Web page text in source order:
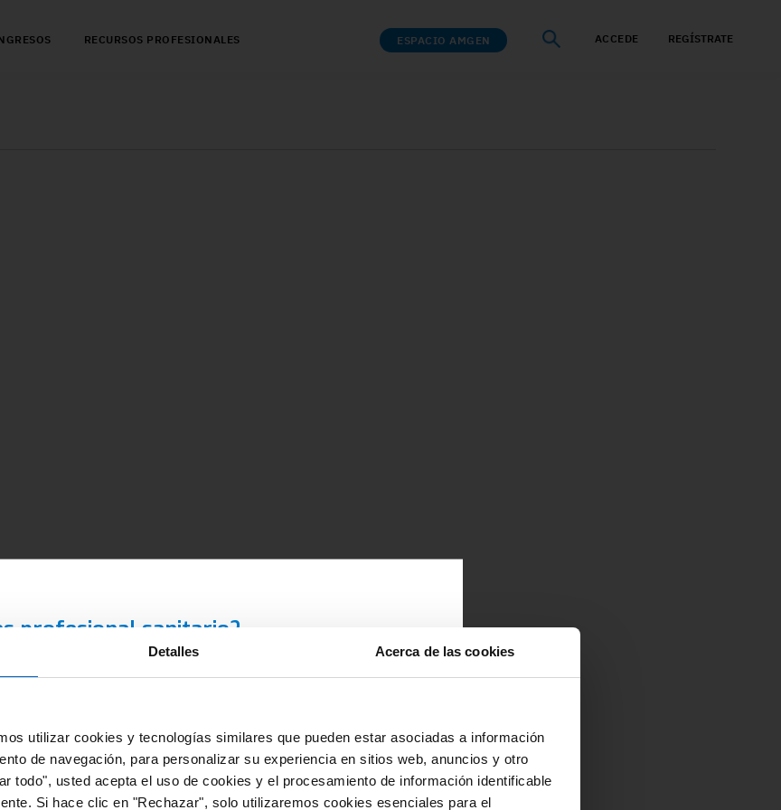
Detalles Acerca de las cookies
utilizar cookies y tecnologías similares que pueden estar asociadas a información
de navegación, para personalizar su experiencia en sitios web, anuncios y otro
todo", usted acepta el uso de cookies y el procesamiento de información identificable
Si hace clic en "Rechazar", solo utilizaremos cookies esenciales para el
profesional sanitario?
es una plataforma que contiene información dirigida
especializada para su correcta interpretación.
Amgen ponemos a tu disposición fuentes de información y
de valor y gran utilidad relacionados con las distintas
RECURSOS PROFESIONALES ESPACIO AMGEN ACCEDE REGÍSTRATE